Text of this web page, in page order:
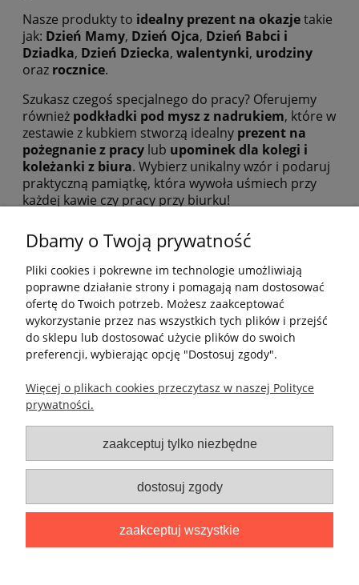
Nasze produkty to idealny prezent na okazjetakie
jak: Dzień Mamy, Dzień Ojca, Dzień Babci i
Dziadka, Dzień Dziecka, walentynki, urodziny
oraz rocznice.
Szukasz czegoś specjalnego do pracy? Oferujemy
również podkładki pod mysz z nadrukiem, które w
zestawie z kubkiem stworzą idealny prezent na
pożegnanie z pracy lub upominek dla kolegi i
koleżanki z biura. Wybierz unikalny wzór i podaruj
praktyczną pamiątkę, która wywoła uśmiech przy
każdej kawie czy pracy przy biurku!
Pomoc
Informacje
O nas
Info kubki nadruk wysyłka
Dbamy o Twoją prywatność
Pliki cookies i pokrewne im technologie umożliwiają
poprawne działanie strony i pomagają nam dostosować
ofertę do Twoich potrzeb. Możesz zaakceptować
wykorzystanie przez nas wszystkich tych plików i przejść
do sklepu lub dostosować użycie plików do swoich
preferencji, wybierając opcję "Dostosuj zgody".
Więcej o plikach cookies przeczytasz w naszej Polityce
prywatności.
zaakceptuj tylko niezbędne
dostosuj zgody
zaakceptuj wszystkie